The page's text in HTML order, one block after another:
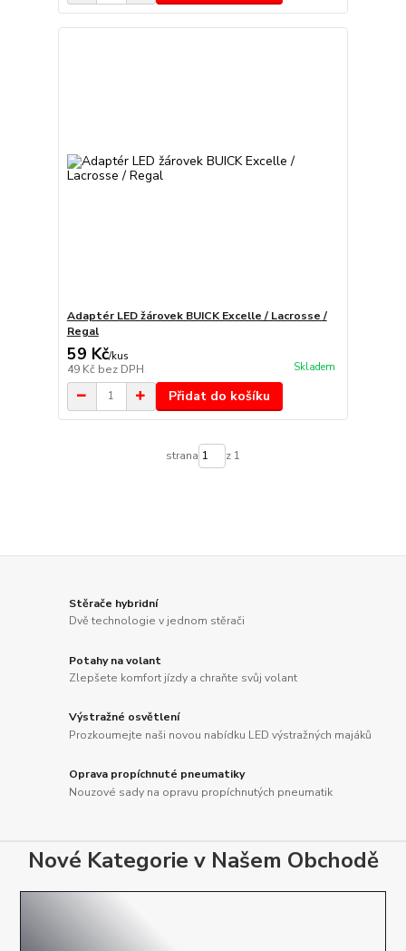
Adaptér LED žárovek BUICK Excelle / Lacrosse /
Regal
59 Kč/kus
49 Kč bez DPH Skladem
Přidat do košíku
strana z 1
Stěrače hybridní
Dvě technologie v jednom stěrači
Potahy na volant
Zlepšete komfort jízdy a chraňte svůj volant
Výstražné osvětlení
Prozkoumejte naši novou nabídku LED výstražných majáků
Oprava propíchnuté pneumatiky
Nouzové sady na opravu propíchnutých pneumatik
Nové Kategorie v Našem Obchodě